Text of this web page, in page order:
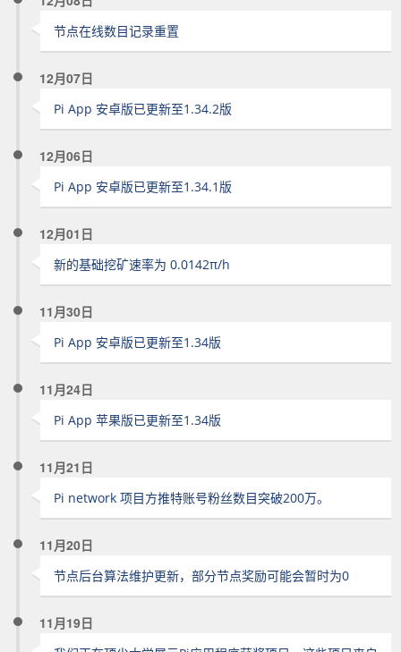
节点在线数目记录重置
12月07日
Pi App 安卓版已更新至1.34.2版
12月06日
Pi App 安卓版已更新至1.34.1版
12月01日
新的基础挖矿速率为 0.0142π/h
11月30日
Pi App 安卓版已更新至1.34版
11月24日
Pi App 苹果版已更新至1.34版
11月21日
Pi network 项目方推特账号粉丝数目突破200万。
11月20日
节点后台算法维护更新，部分节点奖励可能会暂时为0
11月19日